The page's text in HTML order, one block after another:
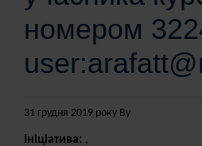
номером
31 грудня 2019 року By
Ініціатива: ,